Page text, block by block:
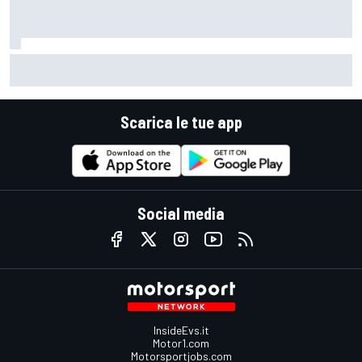
Scarica le tue app
Social media
InsideEvs.it
Motor1.com
Motorsportjobs.com